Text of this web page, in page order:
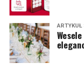
ARTYKUŁ